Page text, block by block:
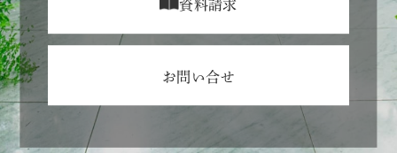
資料請求
お問い合せ